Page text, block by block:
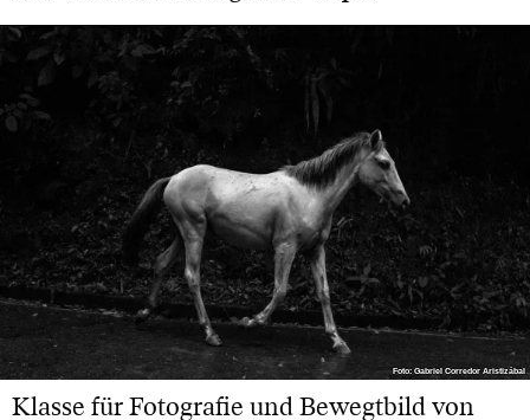
Foto: Gabriel Corredor Aristizábal
Foto: Gabriel Corredor Aristizábal
Klasse für Fotografie und Bewegtbild von